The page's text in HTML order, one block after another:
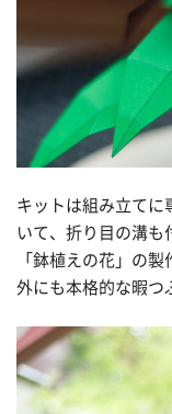
キットは組み立てに
いて、折り目の溝も
「鉢植えの花」の
外にも本格的な暇つ